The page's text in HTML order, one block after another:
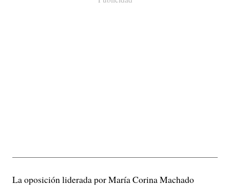
La oposición liderada por María Corina Machado